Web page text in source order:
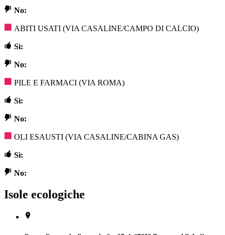
No:
ABITI USATI (VIA CASALINE/CAMPO DI CALCIO)
Sì:
No:
PILE E FARMACI (VIA ROMA)
Sì:
No:
OLI ESAUSTI (VIA CASALINE/CABINA GAS)
Sì:
No:
Isole ecologiche